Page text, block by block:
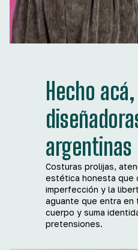
Hecho
argentinas
Costuras prolijas,
estética honesta que
imperfección y la
aguante que entra en
cuerpo y suma
pretensiones.